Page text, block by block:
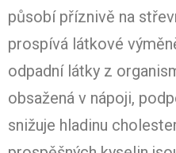
působí příznivě na
prospívá látkové
odpadní látky z
obsažená v nápoji,
snižuje hladinu